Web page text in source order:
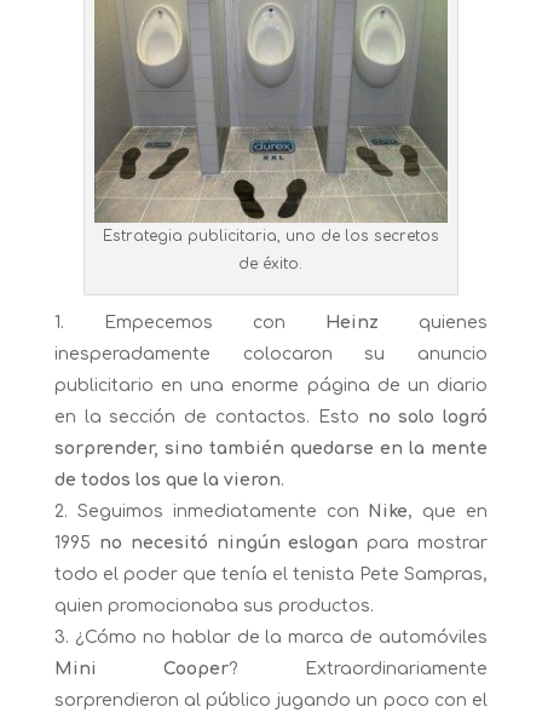
Estrategia publicitaria, uno de los secretos
de éxito.
Empecemos con Heinz quienes
inesperadamente colocaron su anuncio
publicitario en una enorme página de un diario
en la sección de contactos. Esto no solo logró
sorprender, sino también quedarse en la mente
de todos los que la vieron.
Seguimos inmediatamente con
Nike, que en
1995 no necesitó ningún eslogan para mostrar
todo el poder que tenía el tenista Pete Sampras,
quien promocionaba sus productos.
¿Cómo no hablar de la marca de automóviles
Mini Cooper? Extraordinariamente
sorprendieron al público jugando un poco con el